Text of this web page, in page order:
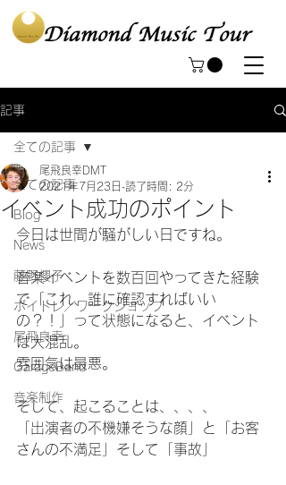
記事
全ての記事
Blog
News
藤野櫻子
ボイトレ／ワークショップ
尾飛良幸
GarageBand
音楽制作
全ての記事
イベント成功のポイント
尾飛良幸DMT
2021年7月23日 読了時間: 2分
今日は世間が騒がしい日ですね。
音楽イベントを数百回やってきた経験
で「これ、誰に確認すればいい
の？！」って状態になると、イベント
は大混乱。
雰囲気は最悪。
そして、起こることは、、、、
「出演者の不機嫌そうな顔」と「お客
さんの不満足」そして「事故」